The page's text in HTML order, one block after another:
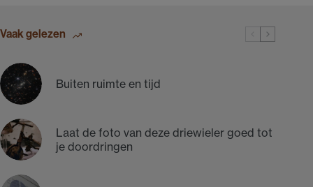
Vaak gelezen
Buiten ruimte en tijd
Laat de foto van deze driewieler goed tot
je doordringen